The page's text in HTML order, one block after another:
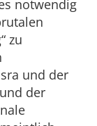
notwendig
zu
und der
der